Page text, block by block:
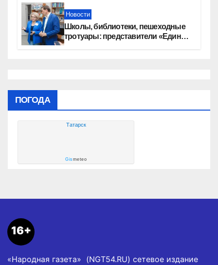
Новости
Школы, библиотеки, пешеходные
тротуары: представители «Единой
ПОГОДА
Татарск
Gismeteo
16+
«Народная газета» (NGT54.RU) сетевое издание